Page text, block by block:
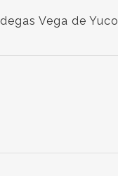
Vega de Yuco